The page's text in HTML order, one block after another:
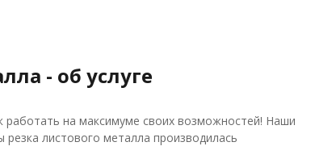
- об услуге
работать на максимуме своих возможностей! Наши
листового металла производилась